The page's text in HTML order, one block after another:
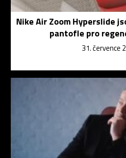
Nike Air Zoom Hyperslide
pantofle pro
31. července